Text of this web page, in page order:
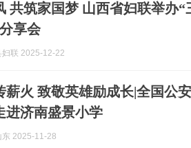
共筑家国梦 山西省妇联举办“
享会
妇联 2025-12-22
薪火 致敬英雄励成长|全国公
进济南盛景小学
东 2025-11-28